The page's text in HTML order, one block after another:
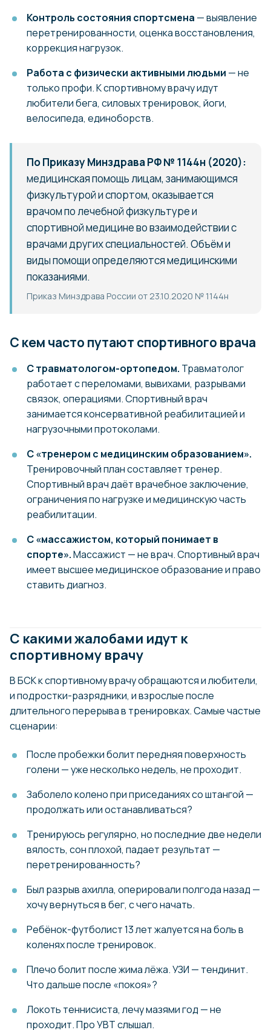
Контроль состояния спортсмена — выявление
перетренированности, оценка восстановления,
коррекция нагрузок.
Работа с физически активными людьми — не
только профи. К спортивному врачу идут
любители бега, силовых тренировок, йоги,
велосипеда, единоборств.
По Приказу Минздрава РФ № 1144н (2020):
медицинская помощь лицам, занимающимся
физкультурой и спортом, оказывается
врачом по лечебной физкультуре и
спортивной медицине во взаимодействии с
врачами других специальностей. Объём и
виды помощи определяются медицинскими
показаниями.
Приказ Минздрава России от 23.10.2020 № 1144н
С кем часто путают спортивного врача
С травматологом-ортопедом. Травматолог
работает с переломами, вывихами, разрывами
связок, операциями. Спортивный врач
занимается консервативной реабилитацией и
нагрузочными протоколами.
С «тренером с медицинским образованием».
Тренировочный план составляет тренер.
Спортивный врач даёт врачебное заключение,
ограничения по нагрузке и медицинскую часть
реабилитации.
С «массажистом, который понимает в
спорте».Массажист — не врач. Спортивный врач
имеет высшее медицинское образование и право
ставить диагноз.
С какими жалобами идут к
спортивному врачу
В БСК к спортивному врачу обращаются и любители,
и подростки-разрядники, и взрослые после
длительного перерыва в тренировках. Самые частые
сценарии:
После пробежки болит передняя поверхность
голени — уже несколько недель, не проходит.
Заболело колено при приседаниях со штангой —
продолжать или останавливаться?
Тренируюсь регулярно, но последние две недели
вялость, сон плохой, падает результат —
перетренированность?
Был разрыв ахилла, оперировали полгода назад —
хочу вернуться в бег, с чего начать.
Ребёнок-футболист 13 лет жалуется на боль в
коленях после тренировок.
Плечо болит после жима лёжа. УЗИ — тендинит.
Что дальше после «покоя»?
Локоть теннисиста, лечу мазями год — не
проходит. Про УВТ слышал.